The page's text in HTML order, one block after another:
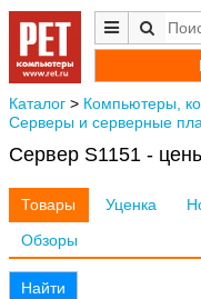
Каталог > Компьютеры,
Серверы и серверные
Сервер S1151 -
Товары Уценка
Обзоры
Найти